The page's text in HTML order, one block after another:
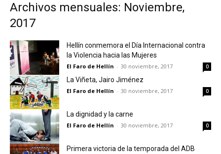
Archivos mensuales: Noviembre,
2017
Hellín conmemora el Día Internacional contra
la Violencia hacia las Mujeres
El Faro de Hellín - 30 noviembre, 2017 0
La Viñeta, Jairo Jiménez
El Faro de Hellín - 30 noviembre, 2017 0
La dignidad y la carne
El Faro de Hellín - 30 noviembre, 2017 0
Primera victoria de la temporada del ADB